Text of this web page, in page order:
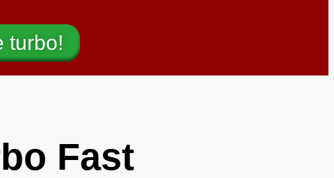
turbo!
Fast